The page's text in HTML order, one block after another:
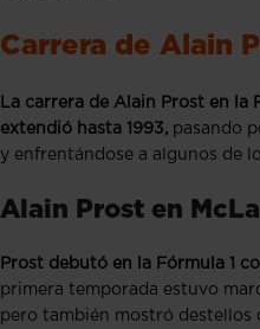
Carrera de Alain
La carrera de Alain Prost en la
extendió hasta 1993, pasando
y enfrentándose a algunos de
Alain Prost en
Prost debutó en la Fórmula 1
primera temporada estuvo
pero también mostró destellos